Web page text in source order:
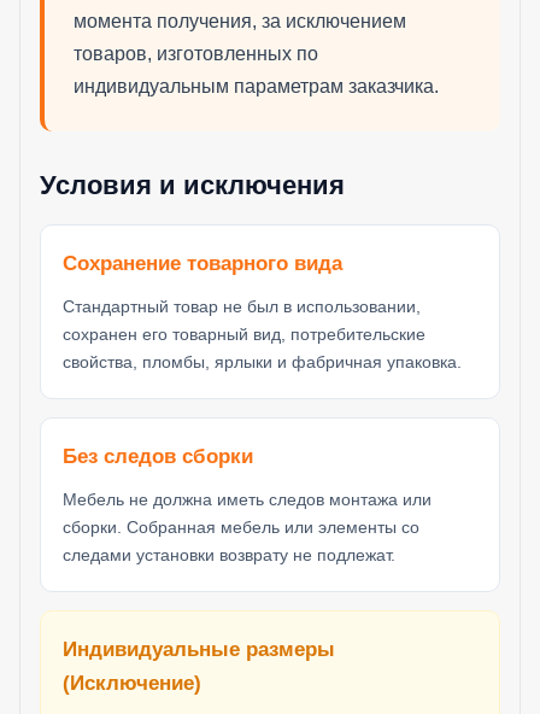
момента получения, за исключением
товаров, изготовленных по
индивидуальным параметрам заказчика.
Условия и исключения
Сохранение товарного вида
Стандартный товар не был в использовании,
сохранен его товарный вид, потребительские
свойства, пломбы, ярлыки и фабричная упаковка.
Без следов сборки
Мебель не должна иметь следов монтажа или
сборки. Собранная мебель или элементы со
следами установки возврату не подлежат.
Индивидуальные размеры
(Исключение)